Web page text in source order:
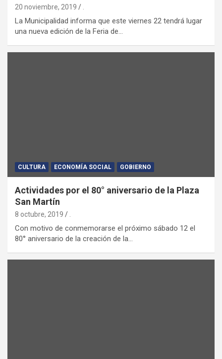
20 noviembre, 2019
La Municipalidad informa que este viernes 22 tendrá lugar
una nueva edición de la Feria de…
CULTURA ECONOMÍA SOCIAL GOBIERNO
Actividades por el 80° aniversario de la Plaza
San Martín
8 octubre, 2019
Con motivo de conmemorarse el próximo sábado 12 el
80° aniversario de la creación de la…